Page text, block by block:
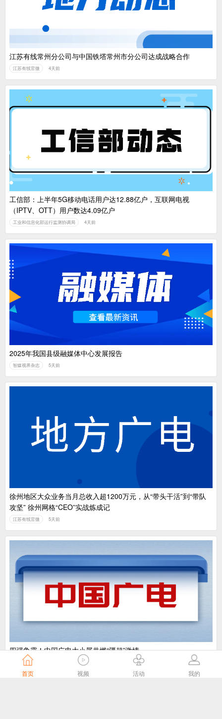
江苏有线常州分公司与中国铁塔常州市分公司达成战略合作
江苏有线官微 4天前
工信部：上半年5G移动电话用户达12.88亿户，互联网电视
（IPTV、OTT）用户数达4.09亿户
工业和信息化部运行监测协调局 4天前
2025年我国县级融媒体中心发展报告
智媒视界杂志 5天前
徐州地区大众业务当月总收入超1200万元，从“带头干活”到“带队
攻坚” 徐州网格“CEO”实战炼成记
江苏有线官微 5天前
​四强争霸！中国广电大小屏共燃“疆超”激情
中国广电
首页 视频 活动 我的